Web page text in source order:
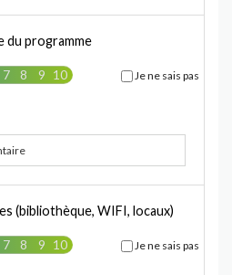
du programme
7 8 9 10 Je ne sais pas
(bibliothèque, WIFI, locaux)
7 8 9 10 Je ne sais pas